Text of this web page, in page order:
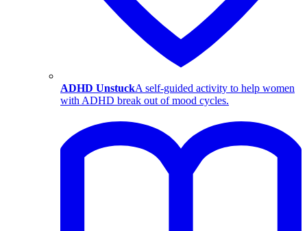
ADHD UnstuckA self-guided activity to help women
with ADHD break out of mood cycles.